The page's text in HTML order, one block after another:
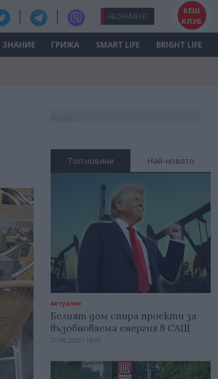
АБОНАМЕНТ
КЕШ
КЛУБ
ЗНАНИЕ ГРИЖА SMART LIFE BRIGHT LIFE
Топ новини Най-новото
Актуално
Белият дом спира проекти за
възобновяема енергия в САЩ
07.08.2026 / 18:00